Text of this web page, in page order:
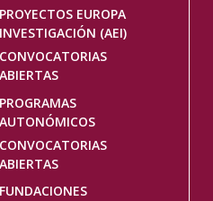
PROYECTOS EUROPA
INVESTIGACIÓN (AEI)
CONVOCATORIAS
ABIERTAS
PROGRAMAS
AUTONÓMICOS
CONVOCATORIAS
ABIERTAS
FUNDACIONES